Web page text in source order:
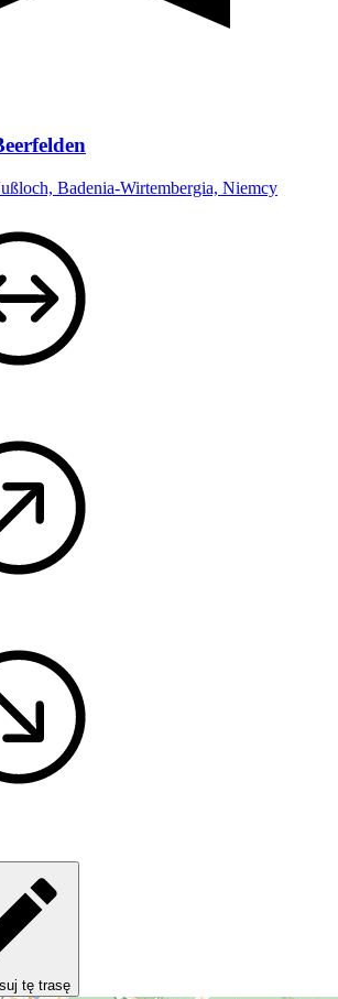
Badenia-Wirtembergia, Niemcy
tę trasę